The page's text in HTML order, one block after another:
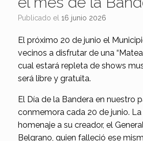
Publicado el 16 junio 2026
El próximo 20 de junio el
vecinos a disfrutar de una
cual estará repleta de shows
será libre y gratuita.
El Día de la Bandera en nuestro
conmemora cada 20 de junio.
homenaje a su creador, el
Belgrano, quien falleció ese